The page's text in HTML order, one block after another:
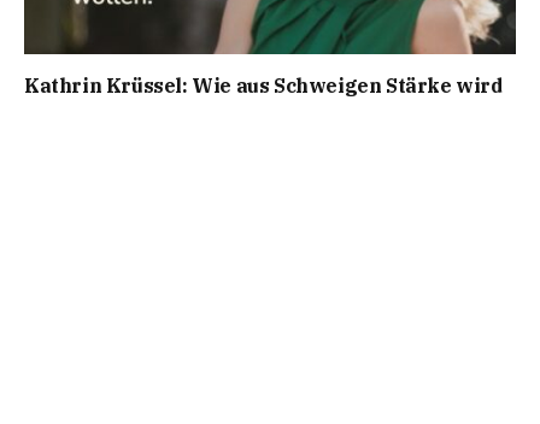
Kathrin Krüssel: Wie aus Schweigen Stärke wird